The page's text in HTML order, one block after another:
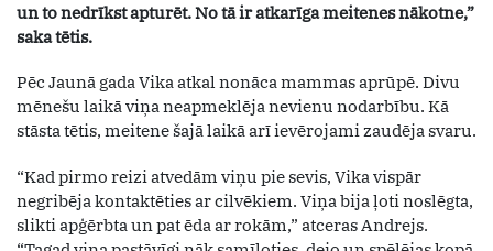
un to nedrīkst apturēt. No tā ir atkarīga meitenes nākotne,”
saka tētis.
Pēc Jaunā gada Vika atkal nonāca mammas aprūpē. Divu
mēnešu laikā viņa neapmeklēja nevienu nodarbību. Kā
stāsta tētis, meitene šajā laikā arī ievērojami zaudēja svaru.
“Kad pirmo reizi atvedām viņu pie sevis, Vika vispār
negribēja kontaktēties ar cilvēkiem. Viņa bija ļoti noslēgta,
slikti apģērbta un pat ēda ar rokām,” atceras Andrejs.